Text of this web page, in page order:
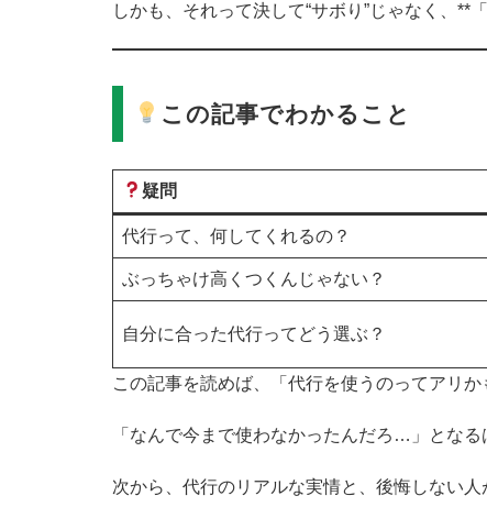
しかも、それって決して“サボり”じゃなく、**
この記事でわかること
疑問
代行って、何してくれるの？
ぶっちゃけ高くつくんじゃない？
自分に合った代行ってどう選ぶ？
この記事を読めば、「代行を使うのってアリ
「なんで今まで使わなかったんだろ…」となる
次から、代行のリアルな実情と、後悔しない